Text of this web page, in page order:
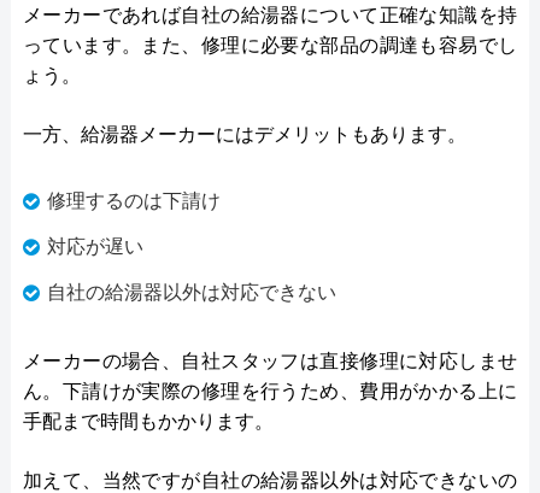
メーカーであれば自社の給湯器について正確な知識を持
っています。また、修理に必要な部品の調達も容易でし
ょう。
一方、給湯器メーカーにはデメリットもあります。
修理するのは下請け
対応が遅い
自社の給湯器以外は対応できない
メーカーの場合、自社スタッフは直接修理に対応しませ
ん。下請けが実際の修理を行うため、費用がかかる上に
手配まで時間もかかります。
加えて、当然ですが自社の給湯器以外は対応できないの